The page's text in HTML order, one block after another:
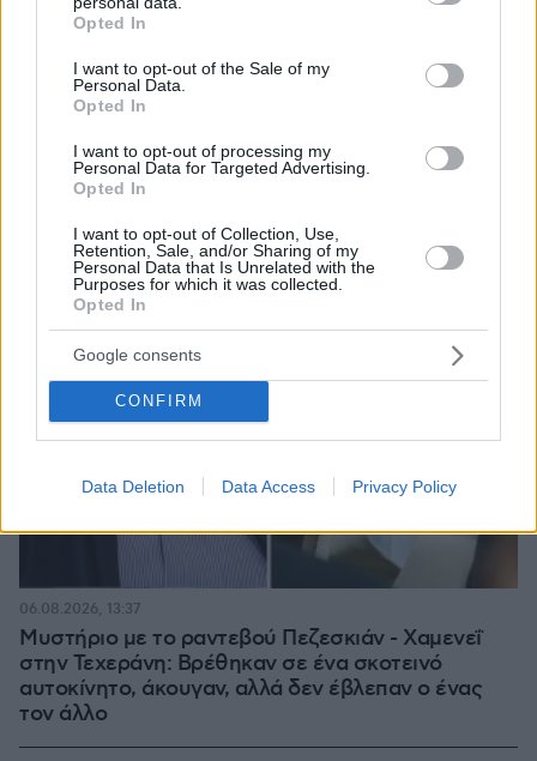
grant or deny consent to Google and its third-party tags to
use your data for below specified purposes in below Google
consent section.
Opted In
I want to opt-out of the Sale of my
Personal Data.
Opted In
I want to opt-out of processing my
Personal Data for Targeted Advertising.
Opted In
I want to opt-out of Collection, Use,
Retention, Sale, and/or Sharing of my
Personal Data that Is Unrelated with the
Purposes for which it was collected.
Opted In
Google consents
CONFIRM
Data Deletion Data Access Privacy Policy
Βρετανίδας στην Κυψέλη
Μυστήριο με το ραντεβού Πεζεσκιάν - Χαμενεΐ
στην Τεχεράνη: Βρέθηκαν σε ένα σκοτεινό
αυτοκίνητο, άκουγαν, αλλά δεν έβλεπαν ο ένας
τον άλλο
06.08.2026, 13:37